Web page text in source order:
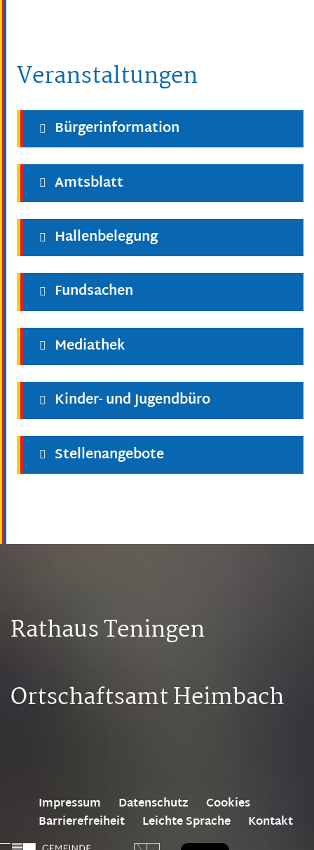
Veranstaltungen
Bürgerinformation
Amtsblatt
Hallenbelegung
Fundsachen
Mediathek
Kinder- und Jugendbüro
Stellenangebote
Rathaus Teningen
Ortschaftsamt Heimbach
Impressum Datenschutz
Cookies
Barrierefreiheit
Leichte Sprache Kontakt